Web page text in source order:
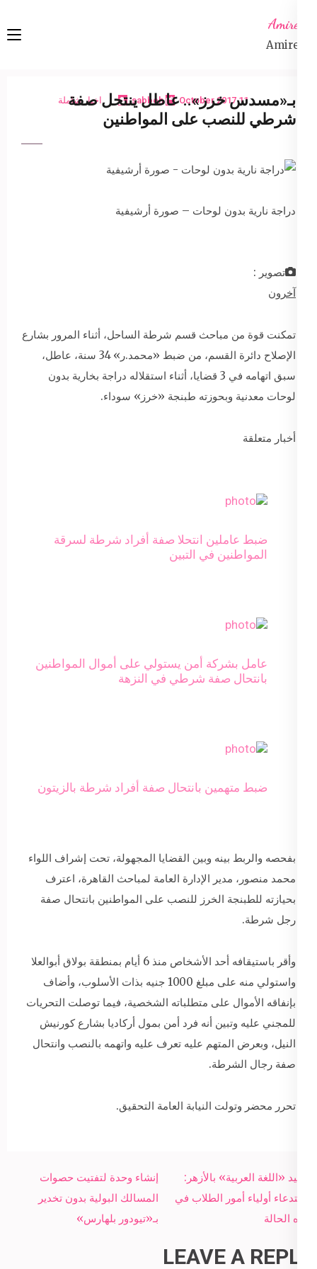
content
Amireta
Amireta
11 October 2017
sabbeh اخبار شاملة
بـ«مسدس خرز».. عاطل ينتحل صفة
شرطي للنصب على المواطنين
دراجة نارية بدون لوحات – صورة أرشيفية
تصوير :
آخرون
تمكنت قوة من مباحث قسم شرطة الساحل، أثناء المرور بشارع
الإصلاح دائرة القسم، من ضبط «محمد.ر» 34 سنة، عاطل،
سبق اتهامه في 3 قضايا، أثناء استقلاله دراجة بخارية بدون
لوحات معدنية وبحوزته طبنجة «خرز» سوداء.
أخبار متعلقة
ضبط عاملين انتحلا صفة أفراد شرطة لسرقة
المواطنين في التبين
عامل بشركة أمن يستولي على أموال المواطنين
بانتحال صفة شرطي في النزهة
ضبط متهمين بانتحال صفة أفراد شرطة بالزيتون
بفحصه والربط بينه وبين القضايا المجهولة، تحت إشراف اللواء
محمد منصور، مدير الإدارة العامة لمباحث القاهرة، اعترف
بحيازته للطبنجة الخرز للنصب على المواطنين بانتحال صفة
رجل شرطة.
وأقر باستيقافه أحد الأشخاص منذ 6 أيام بمنطقة بولاق أبوالعلا
واستولي منه على مبلغ 1000 جنيه بذات الأسلوب، وأضاف
بإنفاقه الأموال على متطلباته الشخصية، فيما توصلت التحريات
للمجني عليه وتبين أنه فرد أمن بمول أركاديا بشارع كورنيش
النيل، وبعرض المتهم عليه تعرف عليه واتهمه بالنصب وانتحال
صفة رجال الشرطة.
تحرر محضر وتولت النيابة العامة التحقيق.
Post
navigation
إنشاء وحدة لتفتيت حصوات
المسالك البولية بدون تخدير
بـ«تيودور بلهارس»
عميد «اللغة العربية» بالأزهر:
استدعاء أولياء أمور الطلاب في
هذه الحالة
LEAVE A REPLY